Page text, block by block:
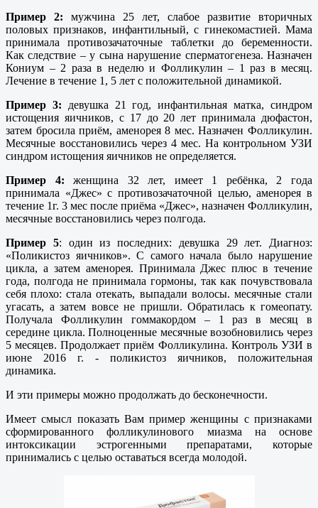
Пример 2: мужчина 25 лет, слабое развитие вторичных
половых признаков, инфантильный, с гинекомастией. Мама
принимала противозачаточные таблетки до беременности.
Как следствие – у сына нарушение сперматогенеза. Назначен
Кониум – 2 раза в неделю и Фолликулин – 1 раз в месяц.
Лечение в течение 1, 5 лет с положительной динамикой.
Пример 3: девушка 21 год, инфантильная матка, синдром
истощения яичников, с 17 до 20 лет принимала дюфастон,
затем бросила приём, аменорея 8 мес. Назначен Фолликулин.
Месячные восстановились через 4 мес. На контрольном УЗИ
синдром истощения яичников не определяется.
Пример 4:женщина 32 лет, имеет 1 ребёнка, 2 года
принимала «Джес» с противозачаточной целью, аменорея в
течение 1г. 3 мес после приёма «Джес», назначен Фолликулин,
месячные восстановились через полгода.
Пример 5: один из последних: девушка 29 лет. Диагноз:
«Поликистоз яичников». С самого начала было нарушение
цикла, а затем аменорея. Принимала Джес плюс в течение
года, полгода не принимала гормоны, так как почувствовала
себя плохо: стала отекать, выпадали волосы. месячные стали
угасать, а затем вовсе не пришли. Обратилась к гомеопату.
Получала Фолликулин гоммакордом – 1 раз в месяц в
середине цикла. Полноценные месячные возобновились через
5 месяцев. Продолжает приём Фолликулина. Контроль УЗИ в
июне 2016 г. - поликистоз яичников, положительная
динамика.
И эти примеры можно продолжать до бесконечности.
Имеет смысл показать Вам пример женщины с признаками
сформированного фолликулинового миазма на основе
интоксикации эстрогенными препаратами, которые
принимались с целью оставаться всегда молодой.